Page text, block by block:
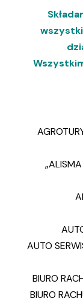
AUTO
BIURO
BIURO